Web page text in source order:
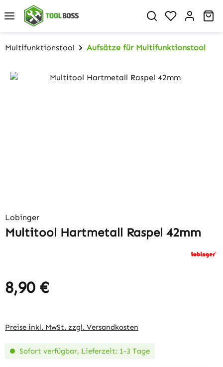
Zum Hauptinhalt springen Du hast 0
Multifunktionstool Aufsätze für Multifunktionstool
Bildergalerie überspringen
Lobinger
Multitool Hartmetall Raspel 42mm
Regulärer Preis:
8,90 €
Preise inkl. MwSt. zzgl. Versandkosten
Sofort verfügbar, Lieferzeit: 1-3 Tage